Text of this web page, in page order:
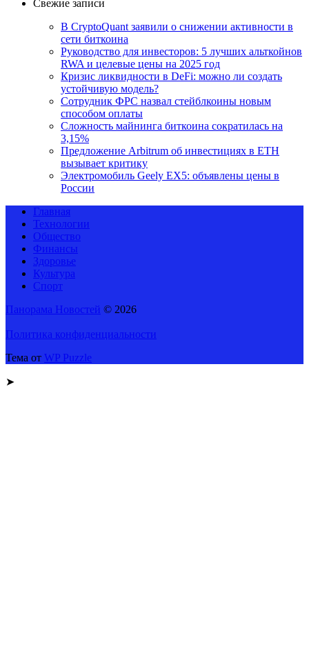
Свежие записи
В CryptoQuant заявили о снижении активности в
сети биткоина
Руководство для инвесторов: 5 лучших альткойнов
RWA и целевые цены на 2025 год
Кризис ликвидности в DeFi: можно ли создать
устойчивую модель?
Сотрудник ФРС назвал стейблкоины новым
способом оплаты
Сложность майнинга биткоина сократилась на
3,15%
Предложение Arbitrum об инвестициях в ETH
вызывает критику
Электромобиль Geely EX5: объявлены цены в
России
Главная
Технологии
Общество
Финансы
Здоровье
Культура
Спорт
Панорама Новостей © 2026
Политика конфиденциальности
Тема от WP Puzzle
➤